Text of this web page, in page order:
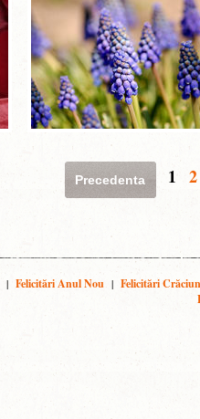
Precedenta 1 2
| Felicitări Anul Nou | Felicitări